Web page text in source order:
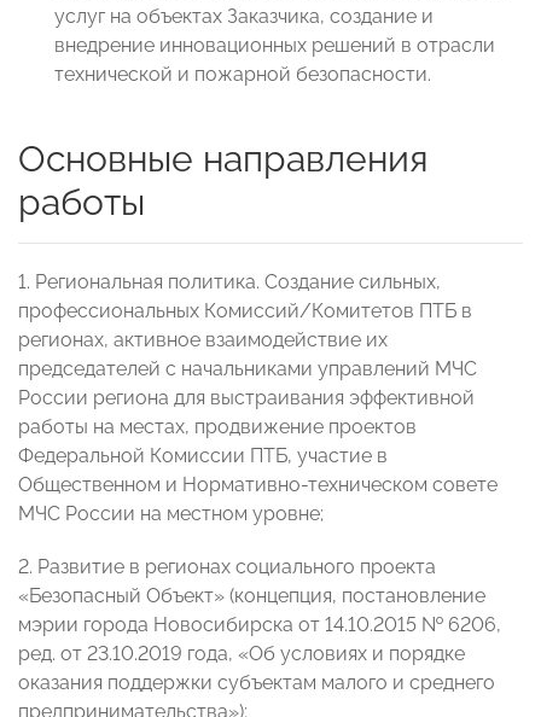
услуг на объектах Заказчика, создание и
внедрение инновационных решений в отрасли
технической и пожарной безопасности.
Основные направления
работы
1. Региональная политика. Создание сильных,
профессиональных Комиссий/Комитетов ПТБ в
регионах, активное взаимодействие их
председателей с начальниками управлений МЧС
России региона для выстраивания эффективной
работы на местах, продвижение проектов
Федеральной Комиссии ПТБ, участие в
Общественном и Нормативно-техническом совете
МЧС России на местном уровне;
2. Развитие в регионах социального проекта
«Безопасный Объект» (концепция, постановление
мэрии города Новосибирска от 14.10.2015 № 6206,
ред. от 23.10.2019 года, «Об условиях и порядке
оказания поддержки субъектам малого и среднего
предпринимательства»);